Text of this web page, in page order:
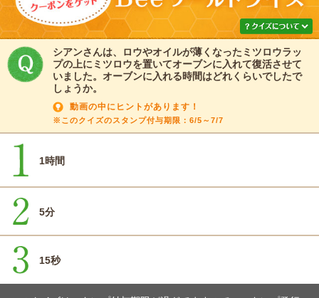
シアンさんは、ロウやオイルが薄くなったミツロウラッ
プの上にミツロウを置いてオーブンに入れて復活させて
いました。オーブンに入れる時間はどれくらいでしたで
しょうか。
動画の中にヒントがあります！
※このクイズのスタンプ付与期限：6/5～7/7
1時間
5分
15秒